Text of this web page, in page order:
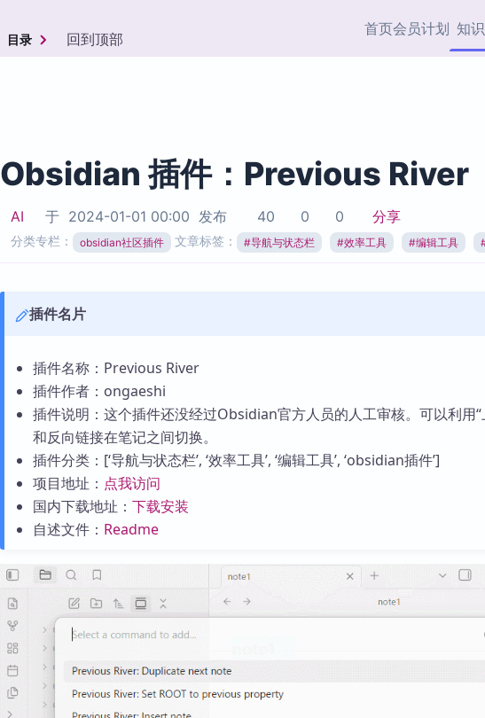
首页会员计划 知
协作者
热门链接
加速访问 Obsidian 官方
市场
目录 回到顶部
Obsidian 插件：Previous River
AI 于 2024-01-01 00:00 发布 40 0 0 分享
分类专栏： obsidian社区插件 文章标签： #导航与状态栏 #效率工具 #编辑工具
插件名片
插件名称：Previous River
插件作者：ongaeshi
插件说明：这个插件还没经过Obsidian官方人员的人工审核。可以利用“
和反向链接在笔记之间切换。
插件分类：[‘导航与状态栏’, ‘效率工具’, ‘编辑工具’, ‘obsidian插件’]
项目地址： 点我访问
国内下载地址： 下载安装
自述文件： Readme